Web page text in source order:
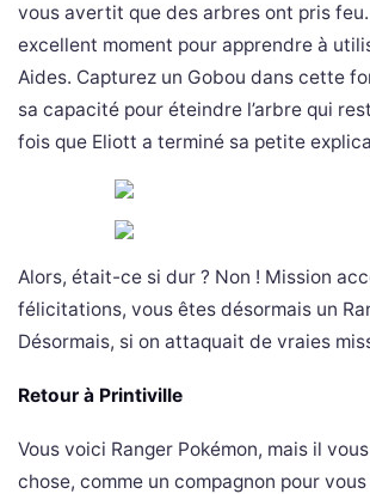
vous avertit que des arbres ont pris feu.
excellent moment pour apprendre à
Aides. Capturez un Gobou dans cette
sa capacité pour éteindre l’arbre qui
fois que Eliott a terminé sa petite
Alors, était-ce si dur ? Non ! Mission
félicitations, vous êtes désormais un
Désormais, si on attaquait de vraies
Retour à Printiville
Vous voici Ranger Pokémon, mais il
chose, comme un compagnon pour